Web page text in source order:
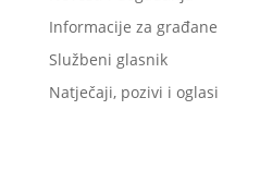
Informacije za građane
Službeni glasnik
Natječaji, pozivi i oglasi